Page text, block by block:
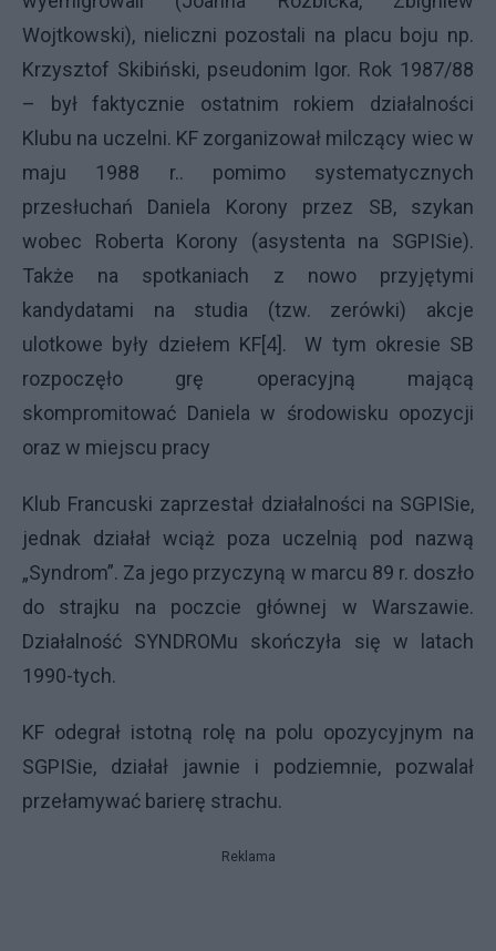
Wojtkowski), nieliczni pozostali na placu boju np.
Krzysztof Skibiński, pseudonim Igor. Rok 1987/88
– był faktycznie ostatnim rokiem działalności
Klubu na uczelni. KF zorganizował milczący wiec w
maju 1988 r.. pomimo systematycznych
przesłuchań Daniela Korony przez SB, szykan
wobec Roberta Korony (asystenta na SGPISie).
Także na spotkaniach z nowo przyjętymi
kandydatami na studia (tzw. zerówki) akcje
ulotkowe były dziełem KF[4]. W tym okresie SB
rozpoczęło grę operacyjną mającą
skompromitować Daniela w środowisku opozycji
oraz w miejscu pracy
Klub Francuski zaprzestał działalności na SGPISie,
jednak działał wciąż poza uczelnią pod nazwą
„Syndrom”. Za jego przyczyną w marcu 89 r. doszło
do strajku na poczcie głównej w Warszawie.
Działalność SYNDROMu skończyła się w latach
1990-tych.
KF odegrał istotną rolę na polu opozycyjnym na
SGPISie, działał jawnie i podziemnie, pozwalał
przełamywać barierę strachu.
Reklama